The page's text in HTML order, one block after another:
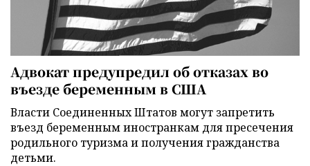
Адвокат предупредил об отказах во
въезде беременным в США
Власти Соединенных Штатов могут запретить
въезд беременным иностранкам для пресечения
родильного туризма и получения гражданства
детьми.